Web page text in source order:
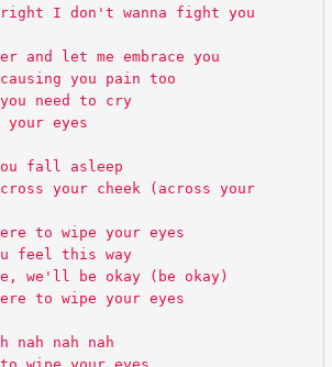
I don't wanna fight you
and let me embrace you
you pain too
need to cry
eyes
fall asleep
your cheek (across your
to wipe your eyes
feel this way
we'll be okay (be okay)
to wipe your eyes
nah nah nah